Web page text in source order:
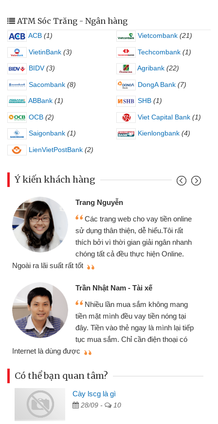
ATM Sóc Trăng - Ngân hàng
ACB (1) Vietcombank (21)
VietinBank (3) Techcombank (1)
BIDV (3) Agribank (22)
Sacombank (8) DongA Bank (7)
ABBank (1) SHB (1)
OCB (2) Viet Capital Bank (1)
Saigonbank (1) Kienlongbank (4)
LienVietPostBank (2)
Ý kiến khách hàng
Trang Nguyễn
Các trang web cho vay tiền online
sử dụng thân thiện, dễ hiểu.Tôi rất
thích bởi vì thời gian giải ngân nhanh
chóng tất cả đều thực hiện Online.
Ngoài ra lãi suất rất tốt
Trần Nhật Nam - Tài xế
Nhiều lần mua sắm không mang
tiền mặt mình đều vay tiền nóng tại
đây. Tiền vào thẻ ngay là mình lại tiếp
tục mua sắm. Chỉ cần điện thoại có
Internet là dùng được
Có thể bạn quan tâm?
Cày lscg là gì
28/09 - 10